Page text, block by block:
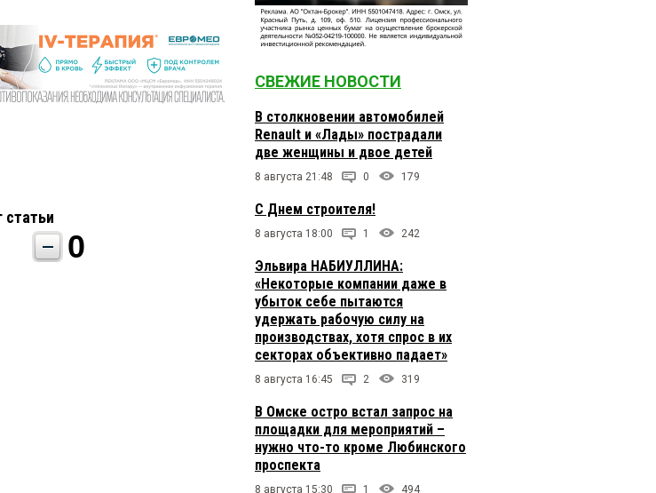
статьи
0
СВЕЖИЕ НОВОСТИ
В столкновении автомобилей
Renault и «Лады» пострадали
две женщины и двое детей
8 августа 21:48 0 179
С Днем строителя!
8 августа 18:00 1 242
Эльвира НАБИУЛЛИНА:
«Некоторые компании даже в
убыток себе пытаются
удержать рабочую силу на
производствах, хотя спрос в их
секторах объективно падает»
8 августа 16:45 2 319
В Омске остро встал запрос на
площадки для мероприятий –
нужно что-то кроме Любинского
проспекта
8 августа 15:30 1 494